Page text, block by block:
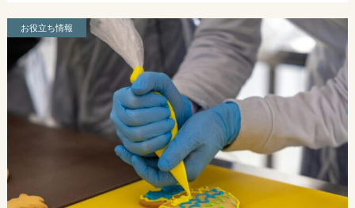
お役立ち情報